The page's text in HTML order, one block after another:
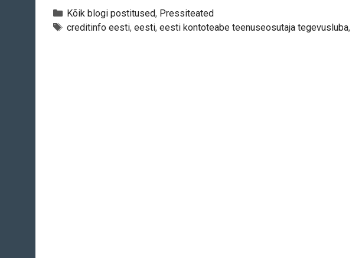
Categories
Kõik blogi postitused, Pressiteated
Tags
creditinfo eesti, eesti, eesti kontoteabe teenuseosutaja tegevusluba,